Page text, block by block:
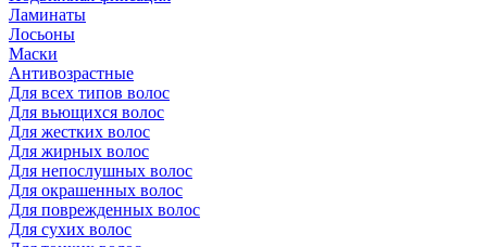
Ламинаты
Лосьоны
Маски
Антивозрастные
Для всех типов волос
Для вьющихся волос
Для жестких волос
Для жирных волос
Для непослушных волос
Для окрашенных волос
Для поврежденных волос
Для сухих волос